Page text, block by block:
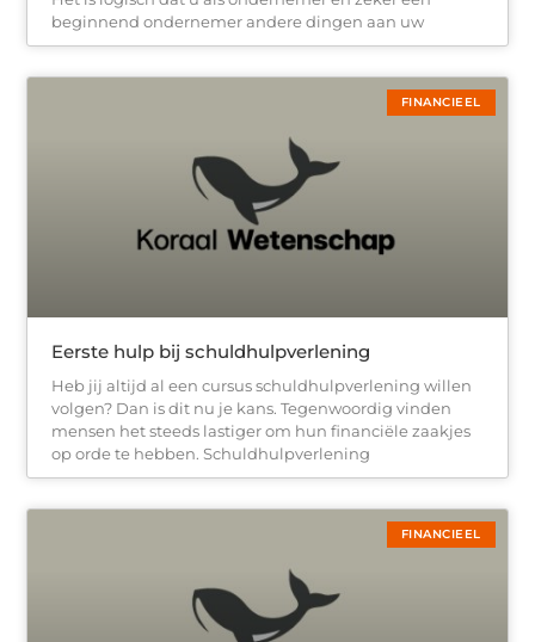
beginnend ondernemer andere dingen aan uw
FINANCIEEL
Eerste hulp bij schuldhulpverlening
Heb jij altijd al een cursus schuldhulpverlening willen
volgen? Dan is dit nu je kans. Tegenwoordig vinden
mensen het steeds lastiger om hun financiële zaakjes
op orde te hebben. Schuldhulpverlening
FINANCIEEL